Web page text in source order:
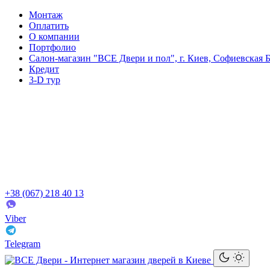
Монтаж
Оплатить
О компании
Портфолио
Салон-магазин "ВСЕ Двери и пол", г. Киев, Софиевская
Кредит
3-D тур
+38 (067) 218 40 13
Viber
Telegram